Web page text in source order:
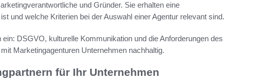
und Gründer. Sie erhalten eine
und welche Kriterien bei der Auswahl einer Agentur relevant sind.
DSGVO, kulturelle Kommunikation und die Anforderungen des
Marketingagenturen Unternehmen nachhaltig.
für Ihr Unternehmen